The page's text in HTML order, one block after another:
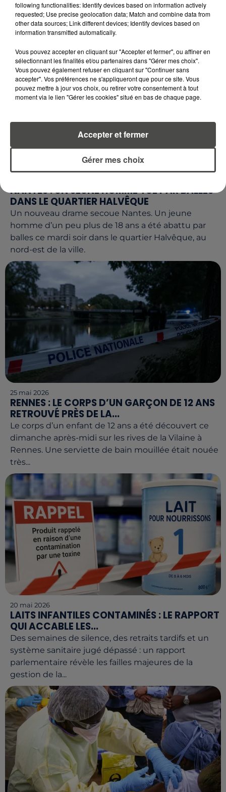
faits présumés de viols et d'agressions sexuelles
qu'il conteste, Patrick Bruel a pris la décision
d'annuler...
NANTES : UN JEUNE HOMME TUÉ PAR BALLES
DANS LE QUARTIER HALVÊQUE
Un nouveau drame secoue Nantes. Un jeune
homme d’un peu plus de 18 ans a été abattu par
balles ce mardi soir dans le quartier Halvêque, au
nord-est de la ville.
25 mai 2026
RENNES : LE CORPS D’UN GARÇON DE 12 ANS
RETROUVÉ PRÈS DE LA...
Le corps d’un enfant de 12 ans a été découvert ce
dimanche après-midi sur les rives de la Vilaine à
Rennes. Une serviette de bain mouillée était nouée
très...
20 mai 2026
LAITS INFANTILES CONTAMINÉS : LE RAPPORT
QUI ACCABLE LES...
Des semaines de silence, des retraits tardifs et un
système sanitaire jugé dépassé : un rapport
parlementaire révèle les failles majeures de la
gestion de la...
following functionalities: Identify devices based on information actively
requested; Use precise geolocation data; Match and combine data from
other data sources; Link different devices; Identify devices based on
information transmitted automatically.
Vous pouvez accepter en cliquant sur "Accepter et fermer", ou affiner en
sélectionnant les finalités et/ou partenaires dans "Gérer mes choix".
Vous pouvez également refuser en cliquant sur "Continuer sans
accepter". Vos préférences ne s'appliqueront que pour ce site. Vous
pouvez mettre à jour vos choix, ou retirer votre consentement à tout
moment via le lien "Gérer les cookies" situé en bas de chaque page.
Gérer mes choix
Accepter et fermer